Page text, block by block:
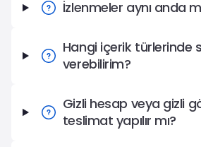
İzlenmeler aynı anda
Hangi içerik türlerinde
verebilirim?
Gizli hesap veya gizli
teslimat yapılır mı?